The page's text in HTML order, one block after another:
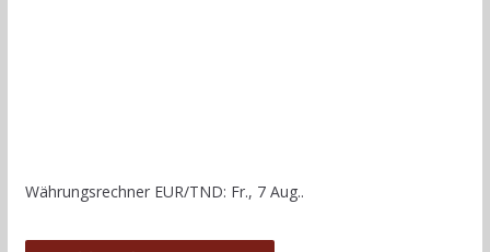
Währungsrechner EUR/TND: Fr., 7 Aug..